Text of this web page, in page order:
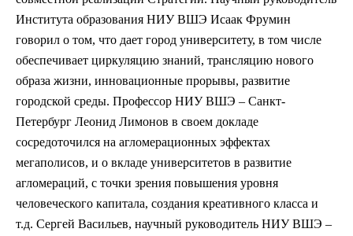
Института образования НИУ ВШЭ Исаак Фрумин
говорил о том, что дает город университету, в том числе
обеспечивает циркуляцию знаний, трансляцию нового
образа жизни, инновационные прорывы, развитие
городской среды. Профессор НИУ ВШЭ – Санкт-
Петербург Леонид Лимонов в своем докладе
сосредоточился на агломерационных эффектах
мегаполисов, и о вкладе университетов в развитие
агломераций, с точки зрения повышения уровня
человеческого капитала, создания креативного класса и
т.д. Сергей Васильев, научный руководитель НИУ ВШЭ –